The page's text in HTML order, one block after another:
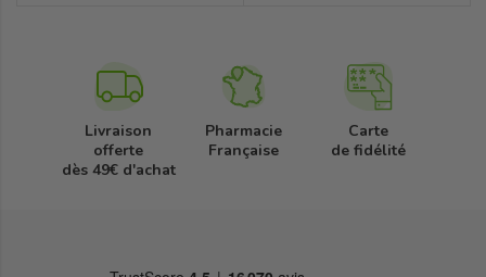
Livraison
offerte
dès 49€ d'achat
Pharmacie
Française
Carte
de fidélité